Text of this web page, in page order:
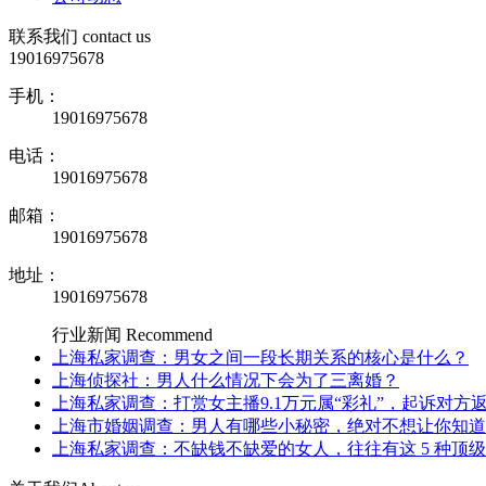
联系我们 contact us
19016975678
手机：
19016975678
电话：
19016975678
邮箱：
19016975678
地址：
19016975678
行业新闻 Recommend
上海私家调查：男女之间一段长期关系的核心是什么？
上海侦探社：男人什么情况下会为了三离婚？
上海私家调查：打赏女主播9.1万元属“彩礼”，起诉对方
上海市婚姻调查：男人有哪些小秘密，绝对不想让你知道
上海私家调查：不缺钱不缺爱的女人，往往有这 5 种顶级